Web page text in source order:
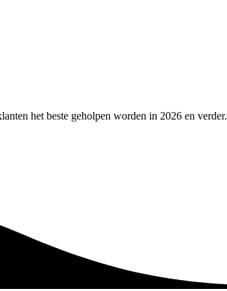
het beste geholpen worden in 2026 en verder.